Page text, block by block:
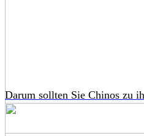
Darum sollten Sie Chinos zu